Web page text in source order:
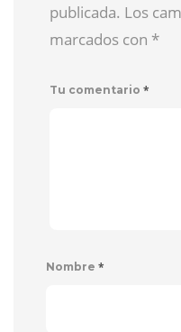
publicada. Los
marcados con *
Tu comentario *
Nombre *